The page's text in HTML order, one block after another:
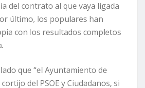
del contrato al que vaya ligada
último, los populares han
con los resultados completos
que “el Ayuntamiento de
del PSOE y Ciudadanos, si